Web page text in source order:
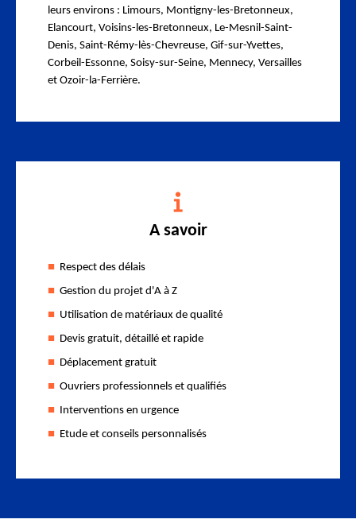
leurs environs : Limours, Montigny-les-Bretonneux,
Elancourt, Voisins-les-Bretonneux, Le-Mesnil-Saint-
Denis, Saint-Rémy-lès-Chevreuse, Gif-sur-Yvettes,
Corbeil-Essonne, Soisy-sur-Seine, Mennecy, Versailles
et Ozoir-la-Ferrière.
A savoir
Respect des délais
Gestion du projet d'A à Z
Utilisation de matériaux de qualité
Devis gratuit, détaillé et rapide
Déplacement gratuit
Ouvriers professionnels et qualifiés
Interventions en urgence
Etude et conseils personnalisés